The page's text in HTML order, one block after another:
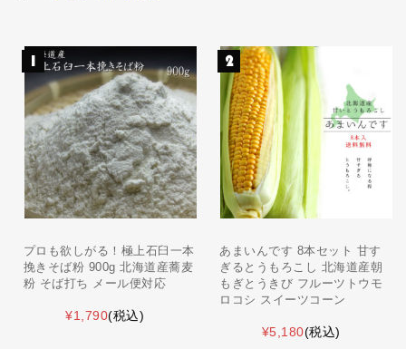
プロも欲しがる！極上石臼一本
挽きそば粉 900g 北海道産蕎麦
粉 そば打ち メール便対応
¥1,790(税込)
あまいんです 8本セット 甘す
ぎるとうもろこし 北海道産朝
もぎとうきび フルーツトウモ
ロコシ スイーツコーン
¥5,180(税込)